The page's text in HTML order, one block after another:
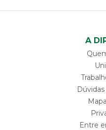
A
Entre